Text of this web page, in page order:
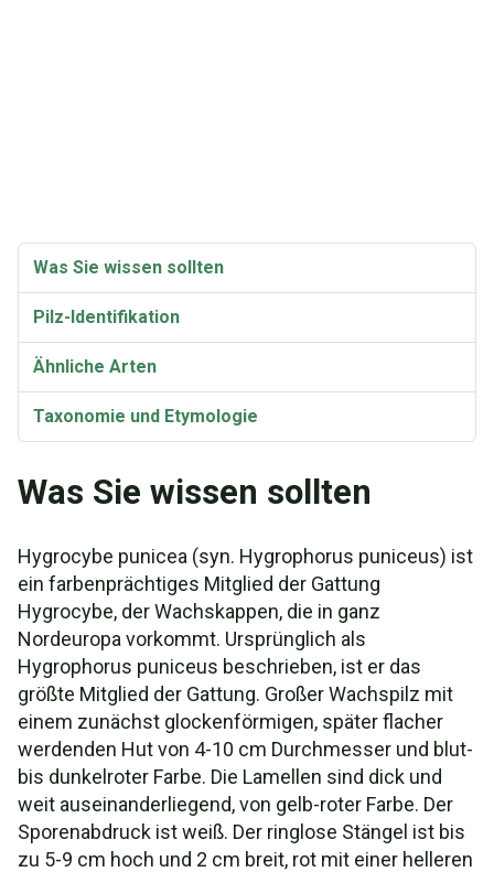
Was Sie wissen sollten
Pilz-Identifikation
Ähnliche Arten
Taxonomie und Etymologie
Was Sie wissen sollten
Hygrocybe punicea (syn. Hygrophorus puniceus) ist
ein farbenprächtiges Mitglied der Gattung
Hygrocybe, der Wachskappen, die in ganz
Nordeuropa vorkommt. Ursprünglich als
Hygrophorus puniceus beschrieben, ist er das
größte Mitglied der Gattung. Großer Wachspilz mit
einem zunächst glockenförmigen, später flacher
werdenden Hut von 4-10 cm Durchmesser und blut-
bis dunkelroter Farbe. Die Lamellen sind dick und
weit auseinanderliegend, von gelb-roter Farbe. Der
Sporenabdruck ist weiß. Der ringlose Stängel ist bis
zu 5-9 cm hoch und 2 cm breit, rot mit einer helleren